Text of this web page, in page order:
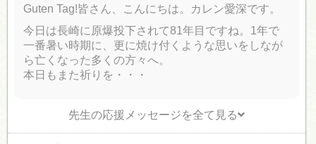
Guten Tag!皆さん、こんにちは。カレン愛深です。
今日は長崎に原爆投下されて81年目ですね。1年で
一番暑い時期に、更に焼け付くような思いをしなが
ら亡くなった多くの方々へ。
本日もまた祈りを・・・
先生の応援メッセージを全て見る